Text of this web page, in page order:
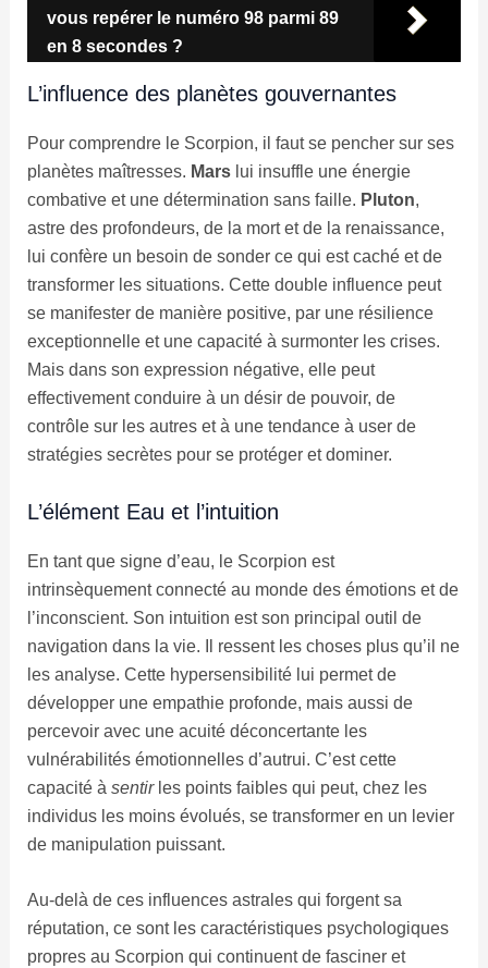
vous repérer le numéro 98 parmi 89
en 8 secondes ?
L’influence des planètes gouvernantes
Pour comprendre le Scorpion, il faut se pencher sur ses
planètes maîtresses. Marslui insuffle une énergie
combative et une détermination sans faille. Pluton,
astre des profondeurs, de la mort et de la renaissance,
lui confère un besoin de sonder ce qui est caché et de
transformer les situations. Cette double influence peut
se manifester de manière positive, par une résilience
exceptionnelle et une capacité à surmonter les crises.
Mais dans son expression négative, elle peut
effectivement conduire à un désir de pouvoir, de
contrôle sur les autres et à une tendance à user de
stratégies secrètes pour se protéger et dominer.
L’élément Eau et l’intuition
En tant que signe d’eau, le Scorpion est
intrinsèquement connecté au monde des émotions et de
l’inconscient. Son intuition est son principal outil de
navigation dans la vie. Il ressent les choses plus qu’il ne
les analyse. Cette hypersensibilité lui permet de
développer une empathie profonde, mais aussi de
percevoir avec une acuité déconcertante les
vulnérabilités émotionnelles d’autrui. C’est cette
capacité à sentirles points faibles qui peut, chez les
individus les moins évolués, se transformer en un levier
de manipulation puissant.
Au-delà de ces influences astrales qui forgent sa
réputation, ce sont les caractéristiques psychologiques
propres au Scorpion qui continuent de fasciner et